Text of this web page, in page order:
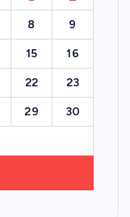
8 9
15 16
22 23
29 30